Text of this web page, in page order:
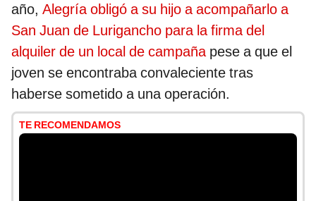
año, Alegría obligó a su hijo a acompañarlo a
San Juan de Lurigancho para la firma del
alquiler de un local de campañapese a que el
joven se encontraba convaleciente tras
haberse sometido a una operación.
TE RECOMENDAMOS